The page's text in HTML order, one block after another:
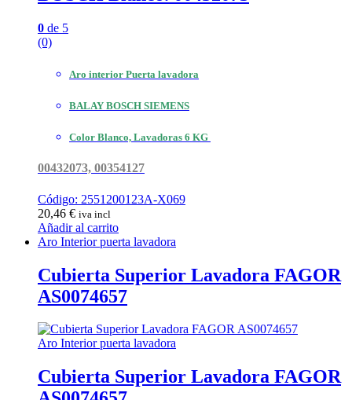
0 de 5
(0)
Aro interior Puerta lavadora
BALAY BOSCH SIEMENS
Color Blanco, Lavadoras 6 KG
00432073, 00354127
Código: 2551200123A-X069
20,46 € iva incl
Añadir al carrito
Aro Interior puerta lavadora
Cubierta Superior Lavadora FAGOR
AS0074657
Aro Interior puerta lavadora
Cubierta Superior Lavadora FAGOR